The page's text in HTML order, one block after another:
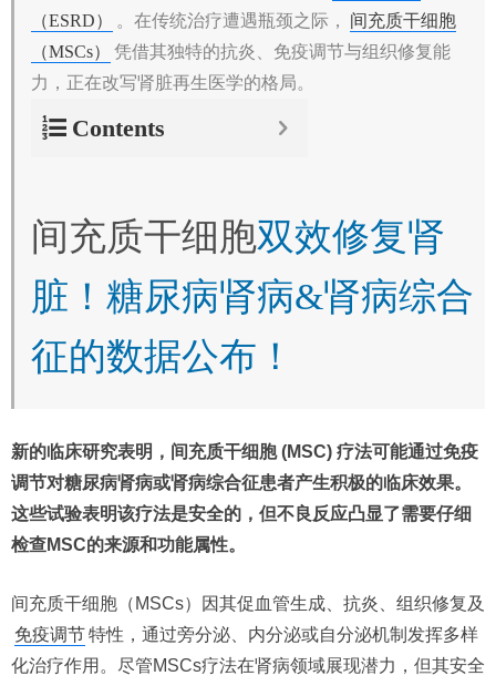
（ESRD）
。在传统治疗遭遇瓶颈之际，
间充质干细胞
（MSCs）
凭借其独特的抗炎、免疫调节与组织修复能
力，正在改写肾脏再生医学的格局。
Contents
间充质干细胞双效修复肾
脏！糖尿病肾病&肾病综合
征的数据公布！
新的临床研究表明，间充质干细胞 (MSC) 疗法可能通过免疫
调节对糖尿病肾病或肾病综合征患者产生积极的临床效果。
这些试验表明该疗法是安全的，但不良反应凸显了需要仔细
检查MSC的来源和功能属性。
间充质干细胞（MSCs）因其促血管生成、抗炎、组织修复及
免疫调节特性，通过旁分泌、内分泌或自分泌机制发挥多样
化治疗作用。尽管MSCs疗法在肾病领域展现潜力，但其安全